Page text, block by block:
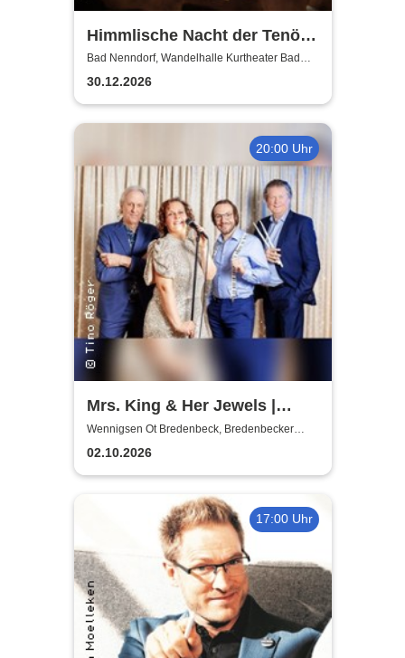
Himmlische Nacht der Tenöre
- Das Original - Live und ohne
technische Verstärkung
Bad Nenndorf, Wandelhalle Kurtheater Bad
Nenndorf
30.12.2026
20:00 Uhr
Mrs. King & Her Jewels |
Blues, Boogie-Woogie, Rock
n Roll & Soul
Wennigsen Ot Bredenbeck, Bredenbecker
Scheune
02.10.2026
17:00 Uhr